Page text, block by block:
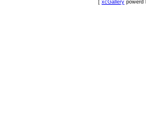
[ xcGallery